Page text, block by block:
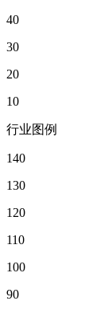
40
30
20
10
行业图例
140
130
120
110
100
90